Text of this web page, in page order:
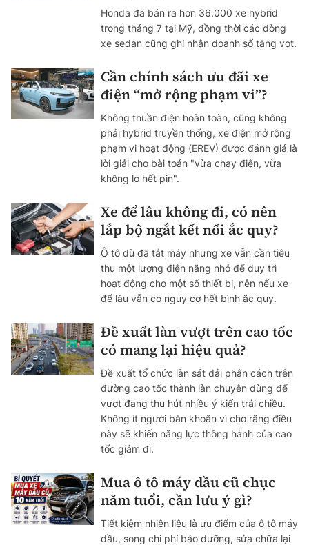
Honda đã bán ra hơn 36.000 xe hybrid
trong tháng 7 tại Mỹ, đồng thời các dòng
xe sedan cũng ghi nhận doanh số tăng vọt.
Cần chính sách ưu đãi xe
điện “mở rộng phạm vi”?
Không thuần điện hoàn toàn, cũng không
phải hybrid truyền thống, xe điện mở rộng
phạm vi hoạt động (EREV) được đánh giá là
lời giải cho bài toán "vừa chạy điện, vừa
không lo hết pin".
Xe để lâu không đi, có nên
lắp bộ ngắt kết nối ắc quy?
Ô tô dù đã tắt máy nhưng xe vẫn cần tiêu
thụ một lượng điện năng nhỏ để duy trì
hoạt động cho một số thiết bị, nên nếu xe
để lâu vẫn có nguy cơ hết bình ắc quy.
Đề xuất làn vượt trên cao tốc
có mang lại hiệu quả?
Đề xuất tổ chức làn sát dải phân cách trên
đường cao tốc thành làn chuyên dùng để
vượt đang thu hút nhiều ý kiến trái chiều.
Không ít người băn khoăn vì cho rằng điều
này sẽ khiến năng lực thông hành của cao
tốc giảm đi.
Mua ô tô máy dầu cũ chục
năm tuổi, cần lưu ý gì?
Tiết kiệm nhiên liệu là ưu điểm của ô tô máy
dầu, song chi phí bảo dưỡng, sửa chữa lại